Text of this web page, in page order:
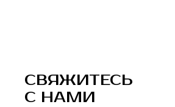
СВЯЖИТЕСЬ
С НАМИ